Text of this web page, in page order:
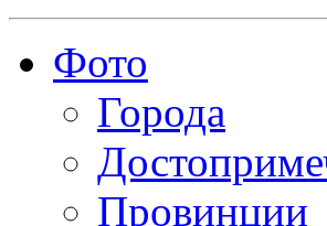
Фото
Города
Провинции